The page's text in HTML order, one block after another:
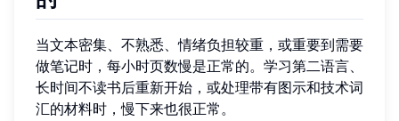
当文本密集、不熟悉、情绪负担较重，或重要到需要
做笔记时，每小时页数慢是正常的。学习第二语言、
长时间不读书后重新开始，或处理带有图示和技术词
汇的材料时，慢下来也很正常。